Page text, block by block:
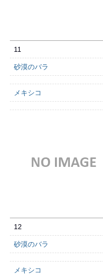
11
砂漠のバラ
メキシコ
12
砂漠のバラ
メキシコ